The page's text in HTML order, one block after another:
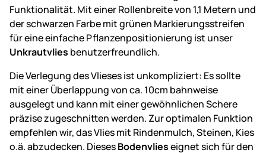
Funktionalität. Mit einer Rollenbreite von 1,1 Metern und
der schwarzen Farbe mit grünen Markierungsstreifen
für eine einfache Pflanzenpositionierung ist unser
Unkrautvlies benutzerfreundlich.
Die Verlegung des Vlieses ist unkompliziert: Es sollte
mit einer Überlappung von ca. 10cm bahnweise
ausgelegt und kann mit einer gewöhnlichen Schere
präzise zugeschnitten werden. Zur optimalen Funktion
empfehlen wir, das Vlies mit Rindenmulch, Steinen, Kies
o.ä. abzudecken. DiesesBodenvlieseignet sich für den